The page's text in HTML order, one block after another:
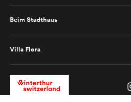
Beim Stadthaus
Villa Flora